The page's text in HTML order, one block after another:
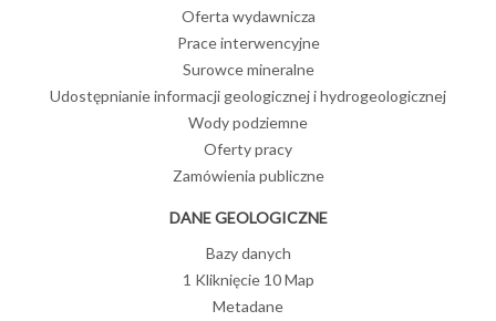
Oferta wydawnicza
Prace interwencyjne
Surowce mineralne
Udostępnianie informacji geologicznej i hydrogeologicznej
Wody podziemne
Oferty pracy
Zamówienia publiczne
DANE GEOLOGICZNE
Bazy danych
1 Kliknięcie 10 Map
Metadane